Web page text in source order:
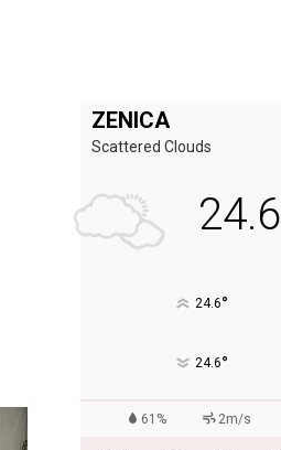
ZENICA
Scattered Clouds
24.6
24.6°
24.6°
61% 2m/s